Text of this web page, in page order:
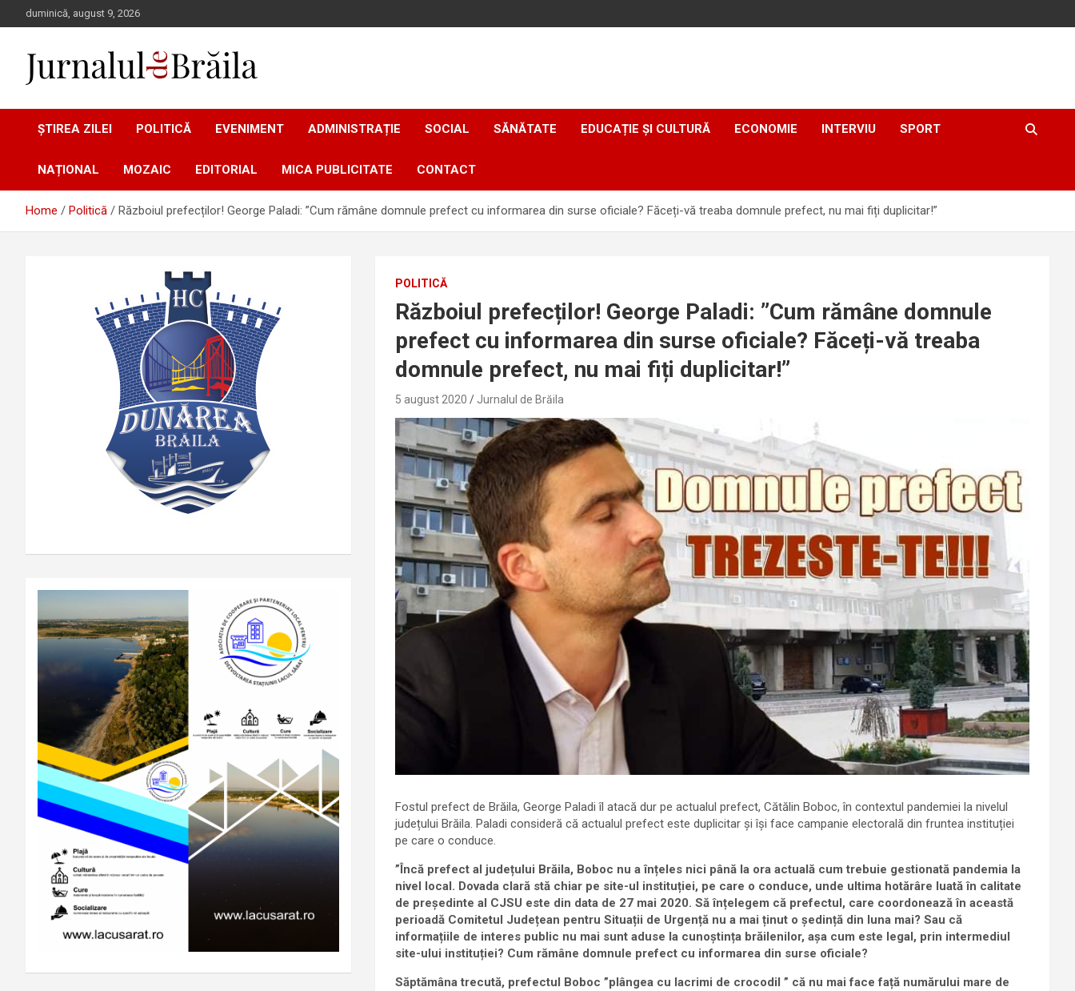
to
duminică, august 9, 2026
Jurnalul de Brăila
ȘTIREA ZILEI POLITICĂ EVENIMENT ADMINISTRAȚIE SOCIAL SĂNĂTATE EDUCAȚIE ȘI CULTURĂ ECONOMIE INTERVIU SPORT
NAȚIONAL MOZAIC EDITORIAL MICA PUBLICITATE CONTACT
Home Politică Războiul prefecților! George Paladi: ”Cum rămâne domnule prefect cu informarea din surse oficiale? Făceți-vă treaba domnule prefect, nu mai fiți duplicitar!”
POLITICĂ
Războiul prefecților! George Paladi: ”Cum rămâne domnule
prefect cu informarea din surse oficiale? Făceți-vă treaba
domnule prefect, nu mai fiți duplicitar!”
5 august 2020 Jurnalul de Brăila
Fostul prefect de Brăila, George Paladi îl atacă dur pe actualul prefect, Cătălin Boboc, în contextul pandemiei la nivelul
județului Brăila. Paladi consideră că actualul prefect este duplicitar și își face campanie electorală din fruntea instituției
pe care o conduce.
”Încă prefect al județului Brăila, Boboc nu a înțeles nici până la ora actuală cum trebuie gestionată pandemia la
nivel local. Dovada clară stă chiar pe site-ul instituției, pe care o conduce, unde ultima hotărâre luată în calitate
de președinte al CJSU este din data de 27 mai 2020. Să înțelegem că prefectul, care coordonează în această
perioadă Comitetul Județean pentru Situații de Urgență nu a mai ținut o ședință din luna mai? Sau că
informațiile de interes public nu mai sunt aduse la cunoștința brăilenilor, așa cum este legal, prin intermediul
site-ului instituției? Cum rămâne domnule prefect cu informarea din surse oficiale?
Săptămâna trecută, prefectul Boboc ”plângea cu lacrimi de crocodil ” că nu mai face față numărului mare de